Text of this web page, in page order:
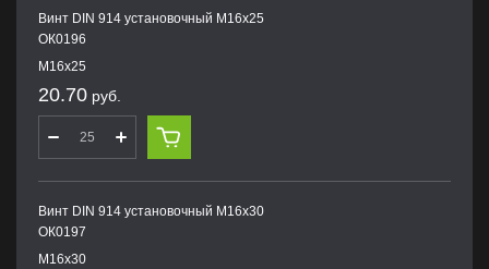
Винт DIN 914 установочный М16х25
ОК0196
М16х25
20.70 руб.
Винт DIN 914 установочный М16х30
ОК0197
М16х30